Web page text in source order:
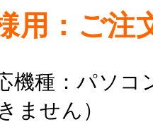
用：ご注
機種：パソ
ません）